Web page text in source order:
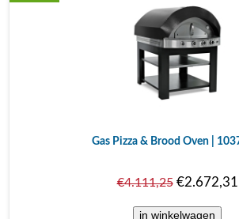
Gas Pizza & Brood Oven |
€4.111,25€2.672,31